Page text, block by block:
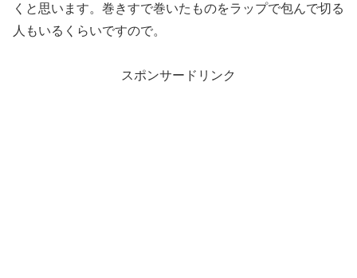
くと思います。巻きすで巻いたものをラップで包んで切る
人もいるくらいですので。
スポンサードリンク